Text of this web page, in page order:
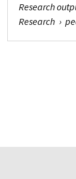
Research
Research ›